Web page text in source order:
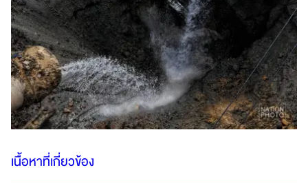
เนื้อหาที่เกี่ยวข้อง